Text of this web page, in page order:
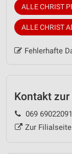
ALLE CHRIST
ALLE CHRIST
Fehlerhafte
Kontakt zur
069 69022091
Zur